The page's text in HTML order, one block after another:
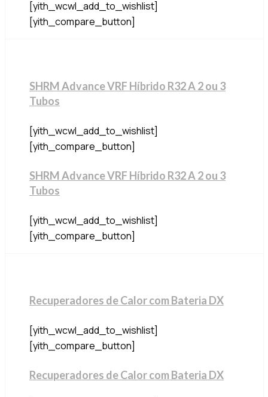
[yith_wcwl_add_to_wishlist]
[yith_compare_button]
SHRM Advance VRF Híbrido R32 A 2 ou 3
Tubos
[yith_wcwl_add_to_wishlist]
[yith_compare_button]
SHRM Advance VRF Híbrido R32 A 2 ou 3
Tubos
[yith_wcwl_add_to_wishlist]
[yith_compare_button]
Recuperadores de Calor com Bateria DX
[yith_wcwl_add_to_wishlist]
[yith_compare_button]
Recuperadores de Calor com Bateria DX